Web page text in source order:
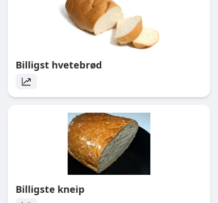
Billigst hvetebrød
Billigste kneip